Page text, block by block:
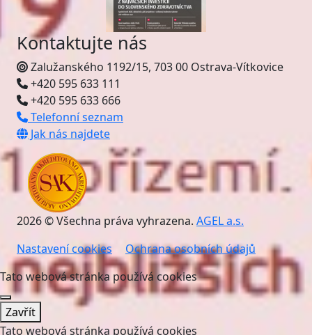
Kontaktujte nás
Zalužanského 1192/15, 703 00 Ostrava-Vítkovice
+420 595 633 111
+420 595 633 666
Telefonní seznam
Jak nás najdete
2026 © Všechna práva vyhrazena. AGEL a.s.
Nastavení cookies
Ochrana osobních údajů
Tato webová stránka používá cookies
Zavřít
Tato webová stránka používá cookies